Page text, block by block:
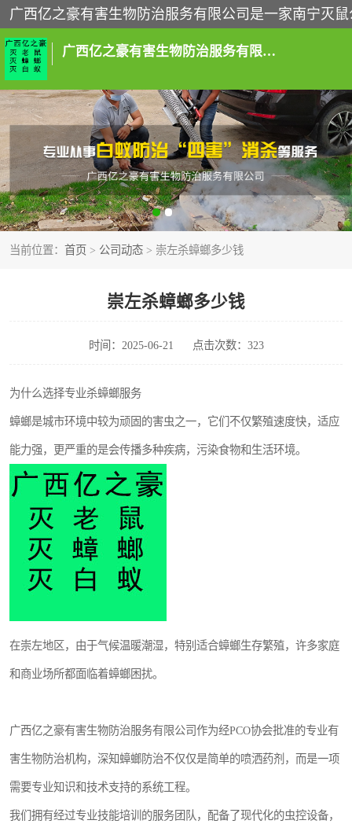
广西亿之豪有害生物防治服务有限公司
当前位置： 首页 > 公司动态 > 崇左杀蟑螂多少钱
崇左杀蟑螂多少钱
时间：2025-06-21 点击次数：323
为什么选择专业杀蟑螂服务
蟑螂是城市环境中较为顽固的害虫之一，它们不仅繁殖速度快，适应
能力强，更严重的是会传播多种疾病，污染食物和生活环境。
在崇左地区，由于气候温暖潮湿，特别适合蟑螂生存繁殖，许多家庭
和商业场所都面临着蟑螂困扰。
广西亿之豪有害生物防治服务有限公司作为经PCO协会批准的专业有
害生物防治机构，深知蟑螂防治不仅仅是简单的喷洒药剂，而是一项
需要专业知识和技术支持的系统工程。
我们拥有经过专业技能培训的服务团队，配备了现代化的虫控设备，
南宁灭白蚁
南宁灭蟑螂
南宁除四害
南宁除虫公司